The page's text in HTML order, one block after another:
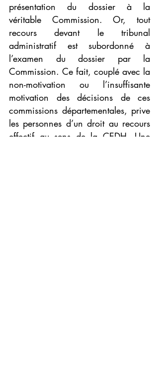
présentation du dossier à la
véritable Commission. Or, tout
recours devant le tribunal
administratif est subordonné à
l’examen du dossier par la
Commission. Ce fait, couplé avec la
non-motivation ou l’insuffisante
motivation des décisions de ces
commissions départementales, prive
les personnes d’un droit au recours
effectif au sens de la CEDH. Une